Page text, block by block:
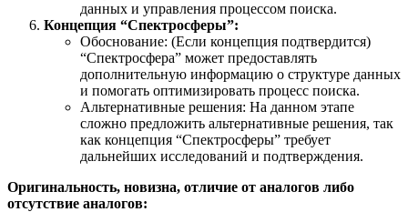
данных и управления процессом поиска.
Концепция “Спектросферы”:
Обоснование: (Если концепция подтвердится)
“Спектросфера” может предоставлять
дополнительную информацию о структуре данных
и помогать оптимизировать процесс поиска.
Альтернативные решения: На данном этапе
сложно предложить альтернативные решения, так
как концепция “Спектросферы” требует
дальнейших исследований и подтверждения.
Оригинальность, новизна, отличие от аналогов либо
отсутствие аналогов: